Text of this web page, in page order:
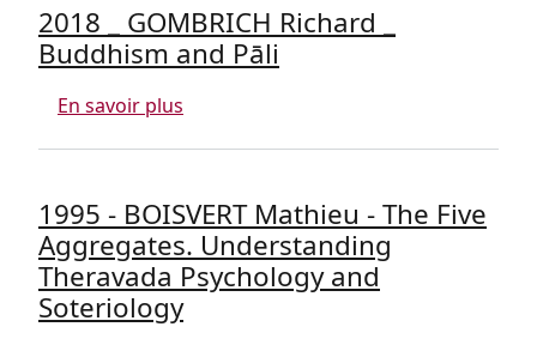
2018 _ GOMBRICH Richard _
Buddhism and Pāli
En savoir plus
1995 - BOISVERT Mathieu - The Five
Aggregates. Understanding
Theravada Psychology and
Soteriology